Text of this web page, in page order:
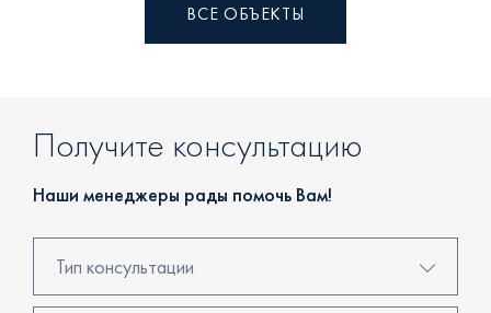
ВСЕ ОБЪЕКТЫ
Получите консультацию
Наши менеджеры рады помочь Вам!
Тип консультации